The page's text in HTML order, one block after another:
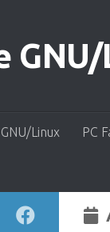
Linux PC